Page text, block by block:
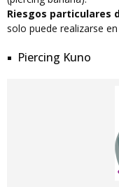
Riesgos particulares
solo puede realizarse
Piercing Kuno